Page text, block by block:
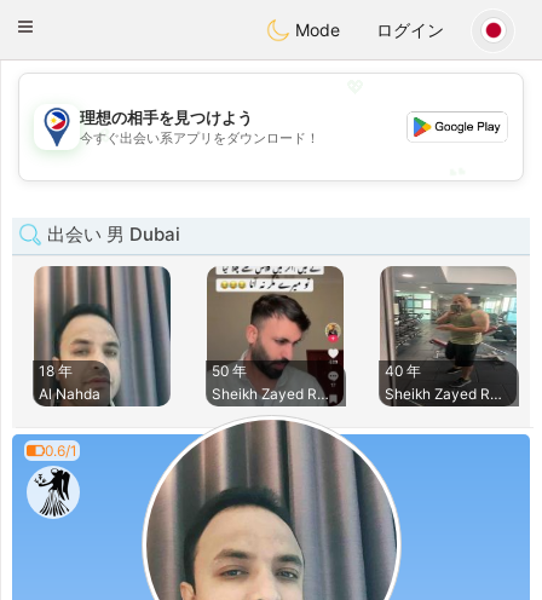
PhilippinesChat
Toggle
Mode ログイン
💖
💕
理想の相手を見つけよう
今すぐ出会い系アプリをダウンロード！
出会い 男 Dubai
18 年
Al Nahda
50 年
Sheikh Zayed Road
40 年
Sheikh Zayed Road
0.6/1